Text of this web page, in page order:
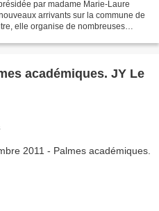
par madame Marie-Laure
arrivants sur la commune de
elle organise de nombreuses
académiques. JY Le